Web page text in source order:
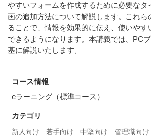
やすいフォームを作成するために必要なタ
画の追加方法について解説します。これら
ることで、情報を効果的に伝え、使いやす
できるようになります。本講義では、PC
基に解説いたします。
コース情報
eラーニング（標準コース）
カテゴリ
新人向け 若手向け 中堅向け 管理職向け